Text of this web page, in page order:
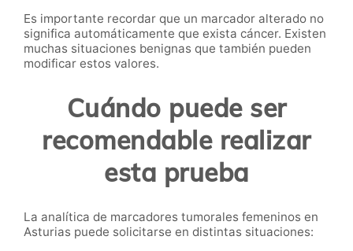
Es importante recordar que un marcador alterado no
significa automáticamente que exista cáncer. Existen
muchas situaciones benignas que también pueden
modificar estos valores.
Cuándo puede ser
recomendable realizar
esta prueba
La analítica de marcadores tumorales femeninos en
Asturias puede solicitarse en distintas situaciones: